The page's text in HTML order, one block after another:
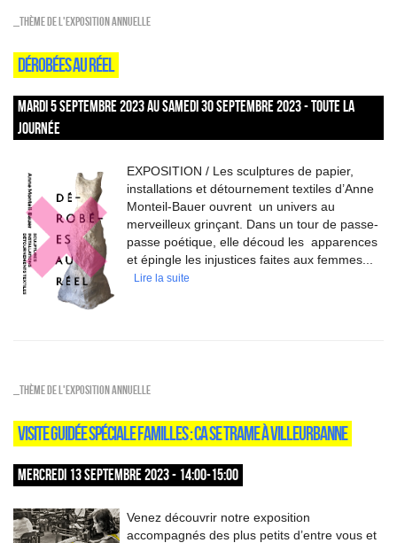
_Thème de l'exposition annuelle
DÉROBÉES AU RÉEL
MARDI 5 SEPTEMBRE 2023 AU SAMEDI 30 SEPTEMBRE 2023 - TOUTE LA
JOURNÉE
EXPOSITION / Les sculptures de papier,
installations et détournement textiles d’Anne
Monteil-Bauer ouvrent un univers au
merveilleux grinçant. Dans un tour de passe-
passe poétique, elle découd les apparences
et épingle les injustices faites aux femmes...
Lire la suite
_Thème de l'exposition annuelle
VISITE GUIDÉE SPÉCIALE FAMILLES : CA SE TRAME À VILLEURBANNE
MERCREDI 13 SEPTEMBRE 2023 - 14:00-15:00
Venez découvrir notre exposition
accompagnés des plus petits d’entre vous et